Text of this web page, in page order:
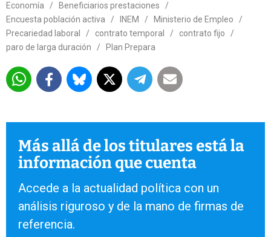
Economía
/ Beneficiarios prestaciones
/
Encuesta población activa
/ INEM / Ministerio de Empleo
/
Precariedad laboral
/ contrato temporal / contrato fijo
/
paro de larga duración
/ Plan Prepara
Más allá de los titulares está la
información que cuenta
Accede a la actualidad política con un
análisis riguroso y de la mano de firmas de
referencia.